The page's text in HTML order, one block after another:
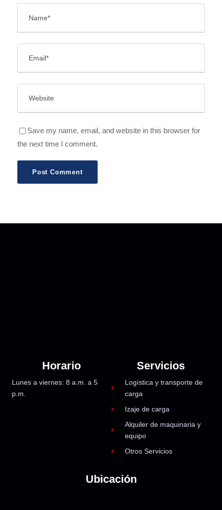
Save my name, email, and website in this browser for
the next time I comment.
Horario
Lunes a viernes: 8 a.m. a 5
p.m.
Servicios
Logística y transporte de
carga
Izaje de carga
Alquiler de maquinaria y
equipo
Otros Servicios
Ubicación